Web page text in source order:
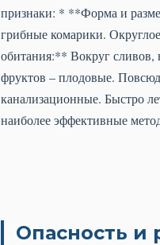
признаки: * **Форма и
грибные комарики.
обитания:** Вокруг сливов,
фруктов – плодовые.
канализационные. Быстро
наиболее эффективные
Опасность и